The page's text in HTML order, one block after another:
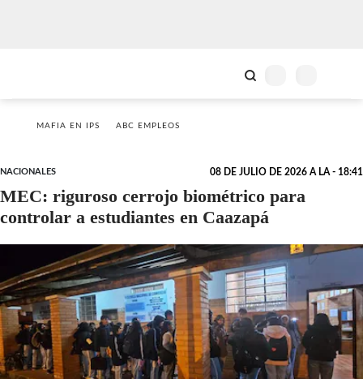
MAFIA EN IPS ABC EMPLEOS
NACIONALES 08 DE JULIO DE 2026 A LA - 18:41
MEC: riguroso cerrojo biométrico para
controlar a estudiantes en Caazapá